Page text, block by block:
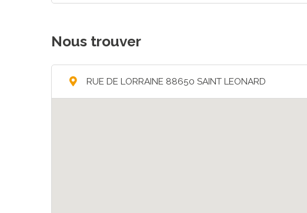
Nous trouver
RUE DE LORRAINE 88650 SAINT LEONARD